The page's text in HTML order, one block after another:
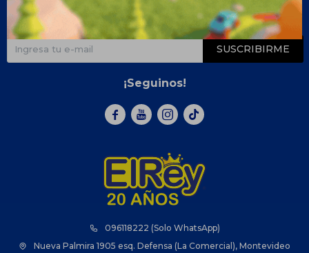
096118222 (Solo WhatsApp)
Nueva Palmira 1905 esq. Defensa (La Comercial), Montevideo
¡Suscribite y recibí todas nuestras novedades!
SUSCRIBIRME
¡Seguinos!
  